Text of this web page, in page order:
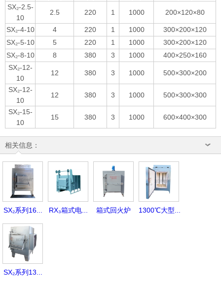
SX₂-2.5-
10
2.5 220 1 1000 200×120×80
SX₂-4-10 4 220 1 1000
300×200×120
SX₂-5-10
5 220 1 1000
300×200×120
SX₂-8-10
8 380 3 1000
400×250×160
SX₂-12-
10
12 380 3 1000 500×300×200
SX₂-12-
10
12 380 3 1000 500×300×300
SX₂-15-
10
15 380 3 1000 600×400×300
相关信息：
SX₂系列16... RX₃箱式电... 箱式回火炉 1300℃大型...
SX₂系列13...